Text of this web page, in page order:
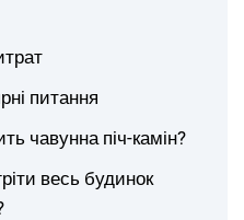
питання
чавунна піч-камін?
весь будинок